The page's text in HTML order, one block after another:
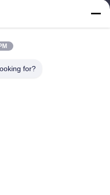
Road, Gaoxin Development
for?